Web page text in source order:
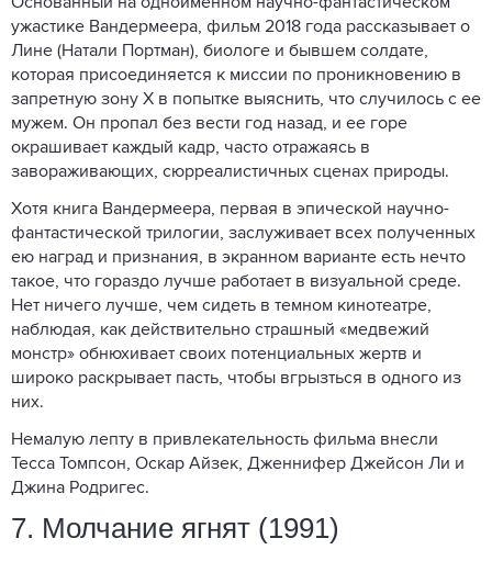
ужастике Вандермеера, фильм 2018 года рассказывает о
Лине (Натали Портман), биологе и бывшем солдате,
которая присоединяется к миссии по проникновению в
запретную зону X в попытке выяснить, что случилось с ее
мужем. Он пропал без вести год назад, и ее горе
окрашивает каждый кадр, часто отражаясь в
завораживающих, сюрреалистичных сценах природы.
Хотя книга Вандермеера, первая в эпической научно-
фантастической трилогии, заслуживает всех полученных
ею наград и признания, в экранном варианте есть нечто
такое, что гораздо лучше работает в визуальной среде.
Нет ничего лучше, чем сидеть в темном кинотеатре,
наблюдая, как действительно страшный «медвежий
монстр» обнюхивает своих потенциальных жертв и
широко раскрывает пасть, чтобы вгрызться в одного из
них.
Немалую лепту в привлекательность фильма внесли
Тесса Томпсон, Оскар Айзек, Дженнифер Джейсон Ли и
Джина Родригес.
7. Молчание ягнят (1991)